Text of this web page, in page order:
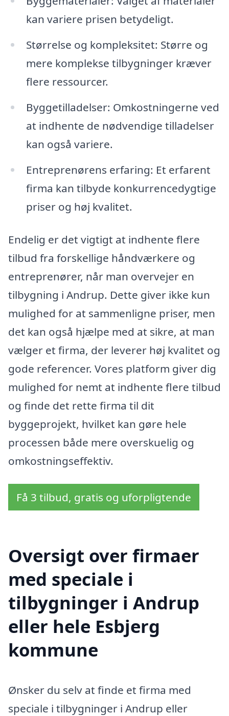
kan variere prisen betydeligt.
Størrelse og kompleksitet: Større og
mere komplekse tilbygninger kræver
flere ressourcer.
Byggetilladelser: Omkostningerne ved
at indhente de nødvendige tilladelser
kan også variere.
Entreprenørens erfaring: Et erfarent
firma kan tilbyde konkurrencedygtige
priser og høj kvalitet.
Endelig er det vigtigt at indhente flere
tilbud fra forskellige håndværkere og
entreprenører, når man overvejer en
tilbygning i Andrup. Dette giver ikke kun
mulighed for at sammenligne priser, men
det kan også hjælpe med at sikre, at man
vælger et firma, der leverer høj kvalitet og
gode referencer. Vores platform giver dig
mulighed for nemt at indhente flere tilbud
og finde det rette firma til dit
byggeprojekt, hvilket kan gøre hele
processen både mere overskuelig og
omkostningseffektiv.
Få 3 tilbud, gratis og uforpligtende
Oversigt over firmaer
med speciale i
tilbygninger i Andrup
eller hele Esbjerg
kommune
Ønsker du selv at finde et firma med
speciale i tilbygninger i Andrup eller